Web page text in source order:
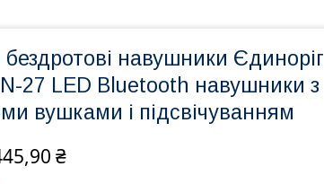
бездротові навушники Єдиноріг
27 LED Bluetooth навушники з
вушками і підсвічуванням
₴